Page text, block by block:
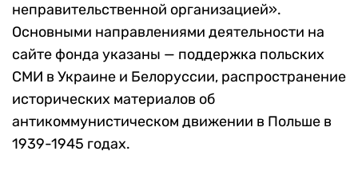
неправительственной организацией».
Основными направлениями деятельности на
сайте фонда указаны — поддержка польских
СМИ в Украине и Белоруссии, распространение
исторических материалов об
антикоммунистическом движении в Польше в
1939-1945 годах.